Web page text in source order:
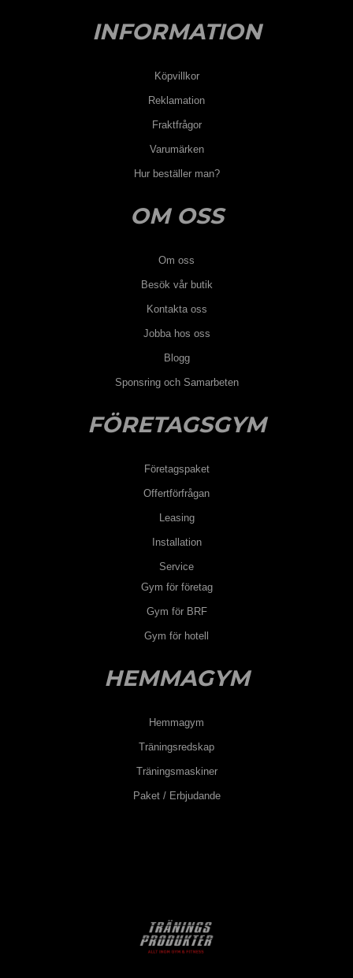
INFORMATION
Köpvillkor
Reklamation
Fraktfrågor
Varumärken
Hur beställer man?
OM OSS
Om oss
Besök vår butik
Kontakta oss
Jobba hos oss
Blogg
Sponsring och Samarbeten
FÖRETAGSGYM
Företagspaket
Offertförfrågan
Leasing
Installation
Service
Gym för företag
Gym för BRF
Gym för hotell
HEMMAGYM
Hemmagym
Träningsredskap
Träningsmaskiner
Paket / Erbjudande